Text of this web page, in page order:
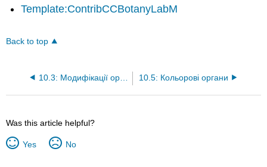
Template:ContribCCBotanyLabM
Back to top
10.5: Кольорові органи
Was this article helpful?
Yes No